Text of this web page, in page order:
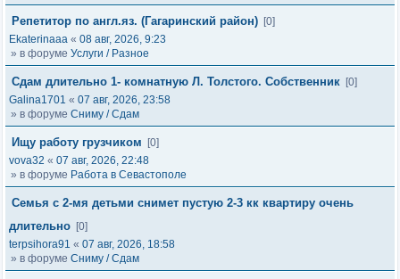
Репетитор по англ.яз. (Гагаринский район) [0]
Ekaterinaaa « 08 авг, 2026, 9:23
» в форуме Услуги / Разное
Сдам длительно 1- комнатную Л. Толстого. Собственник [0]
Galina1701 « 07 авг, 2026, 23:58
» в форуме Сниму / Сдам
Ищу работу грузчиком
[0]
vova32 « 07 авг, 2026, 22:48
» в форуме Работа в Севастополе
Семья с 2-мя детьми снимет пустую 2-3 кк квартиру очень
длительно [0]
terpsihora91 « 07 авг, 2026, 18:58
» в форуме Сниму / Сдам